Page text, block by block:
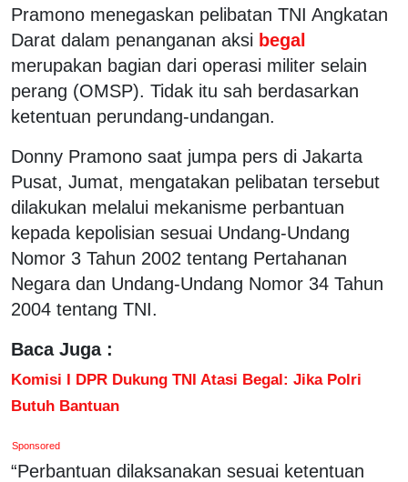
Pramono menegaskan pelibatan TNI Angkatan
Darat dalam penanganan aksi begal
merupakan bagian dari operasi militer selain
perang (OMSP). Tidak itu sah berdasarkan
ketentuan perundang-undangan.
Donny Pramono saat jumpa pers di Jakarta
Pusat, Jumat, mengatakan pelibatan tersebut
dilakukan melalui mekanisme perbantuan
kepada kepolisian sesuai Undang-Undang
Nomor 3 Tahun 2002 tentang Pertahanan
Negara dan Undang-Undang Nomor 34 Tahun
2004 tentang TNI.
Baca Juga :
Komisi I DPR Dukung TNI Atasi Begal: Jika Polri
Butuh Bantuan
Sponsored
“Perbantuan dilaksanakan sesuai ketentuan